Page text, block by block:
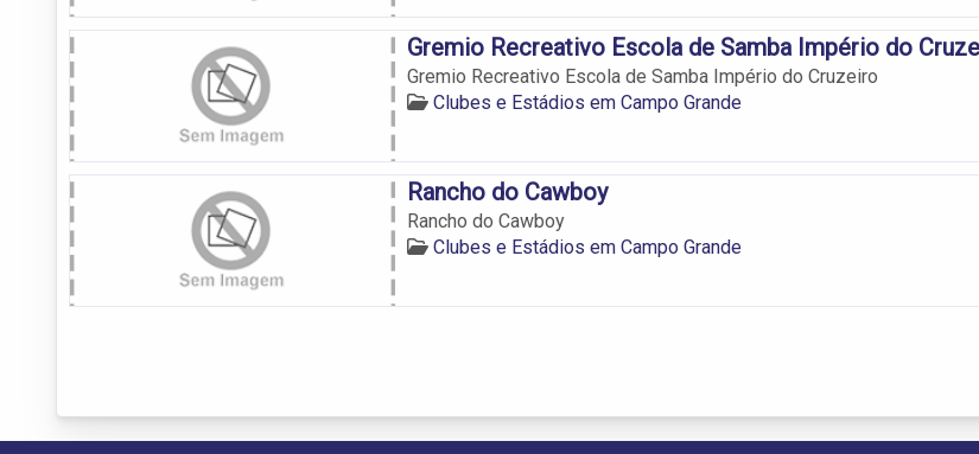
Gremio Recreativo Escola de Samba Império do
Gremio Recreativo Escola de Samba Império do Cruzeiro
Clubes e Estádios em Campo Grande
Rancho do Cawboy
Rancho do Cawboy
Clubes e Estádios em Campo Grande